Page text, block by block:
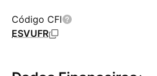
Código CFI
ESVUFR